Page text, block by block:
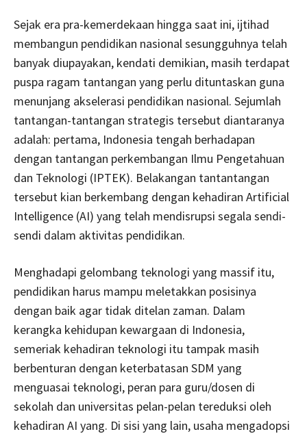
Sejak era pra-kemerdekaan hingga saat ini, ijtihad
membangun pendidikan nasional sesungguhnya telah
banyak diupayakan, kendati demikian, masih terdapat
puspa ragam tantangan yang perlu dituntaskan guna
menunjang akselerasi pendidikan nasional. Sejumlah
tantangan-tantangan strategis tersebut diantaranya
adalah: pertama, Indonesia tengah berhadapan
dengan tantangan perkembangan Ilmu Pengetahuan
dan Teknologi (IPTEK). Belakangan tantantangan
tersebut kian berkembang dengan kehadiran Artificial
Intelligence (AI) yang telah mendisrupsi segala sendi-
sendi dalam aktivitas pendidikan.
Menghadapi gelombang teknologi yang massif itu,
pendidikan harus mampu meletakkan posisinya
dengan baik agar tidak ditelan zaman. Dalam
kerangka kehidupan kewargaan di Indonesia,
semeriak kehadiran teknologi itu tampak masih
berbenturan dengan keterbatasan SDM yang
menguasai teknologi, peran para guru/dosen di
sekolah dan universitas pelan-pelan tereduksi oleh
kehadiran AI yang. Di sisi yang lain, usaha mengadopsi